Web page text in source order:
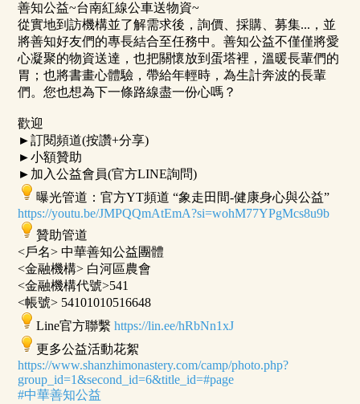
善知公益~台南紅線公車送物資~
從實地到訪機構並了解需求後，詢價、採購、募集...，並
將善知好友們的專長結合至任務中。善知公益不僅僅將愛
心凝聚的物資送達，也把關懷放到蛋塔裡，溫暖長輩們的
胃；也將書畫心體驗，帶給年輕時，為生計奔波的長輩
們。您也想為下一條路線盡一份心嗎？
歡迎
►訂閱頻道(按讚+分享)
►小額贊助
►加入公益會員(官方LINE詢問)
曝光管道：官方YT頻道 “象走田間-健康身心與公益”
https://youtu.be/JMPQQmAtEmA?si=wohM77YPgMcs8u9b
贊助管道
<戶名> 中華善知公益團體
<金融機構> 白河區農會
<金融機構代號>541
<帳號> 54101010516648
Line官方聯繫https://lin.ee/hRbNn1xJ
更多公益活動花絮
https://www.shanzhimonastery.com/camp/photo.php?
group_id=1&second_id=6&title_id=#page
#中華善知公益